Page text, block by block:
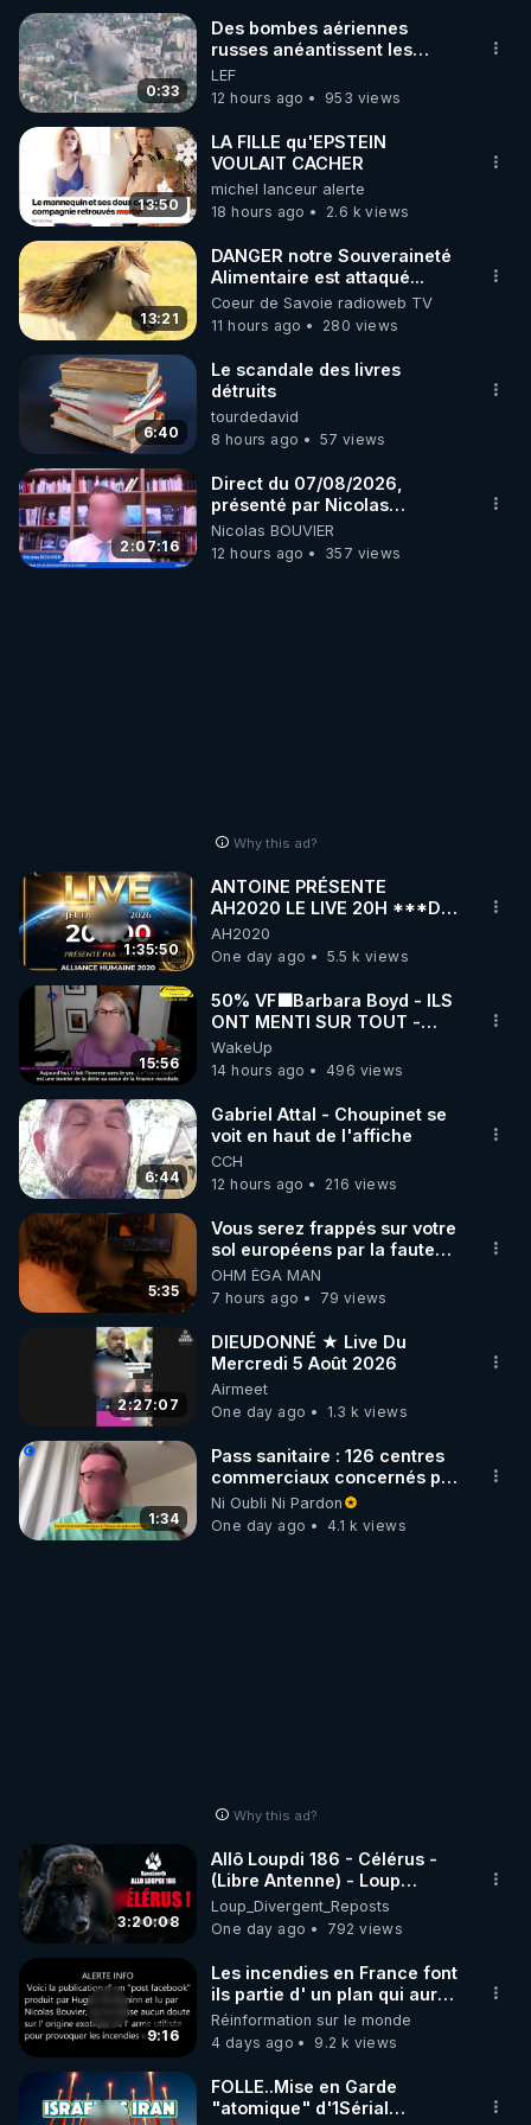
▶ 30 jours gratuit sur l’application de méditation et
de bien-être ENVOL :
Rendez-vous sur https://www.envol.app/code
le code : REGENERE
0:33
Des bombes aériennes
russes anéantissent les
centres de contrôle de
drones de 3 brigades
ukrainienne
LEF
12 hours ago
953 views
13:50
LA FILLE qu'EPSTEIN
VOULAIT CACHER
michel lanceur alerte
18 hours ago
2.6 k views
13:21
DANGER notre Souveraineté
Alimentaire est attaqué...
Coeur de Savoie radioweb TV
11 hours ago
280 views
6:40
Le scandale des livres
détruits
tourdedavid
8 hours ago
57 views
2:07:16
Direct du 07/08/2026,
présenté par Nicolas
BOUVIER
Nicolas BOUVIER
12 hours ago
357 views
Why this ad?
1:35:50
ANTOINE PRÉSENTE
AH2020 LE LIVE 20H ***DU
06/08/2026***
AH2020
One day ago
5.5 k views
15:56
50% VF🟩Barbara Boyd - ILS
ONT MENTI SUR TOUT -
Jocelyne Traduction
WakeUp
14 hours ago
496 views
6:44
Gabriel Attal - Choupinet se
voit en haut de l'affiche
CCH
12 hours ago
216 views
5:35
Vous serez frappés sur votre
sol européens par la faute
des dirigeants qui s'en
mettent dans le nez
OHM ÉGA MAN
7 hours ago
79 views
2:27:07
DIEUDONNÉ ★ Live Du
Mercredi 5 Août 2026
Airmeet
One day ago
1.3 k views
1:34
Pass sanitaire : 126 centres
commerciaux concernés par
l'obligation dans toute la
France
Ni Oubli Ni Pardon
One day ago
4.1 k views
Why this ad?
3:20:08
Allô Loupdi 186 - Célérus -
(Libre Antenne) - Loup
Divergent 2026.08.06
Loup_Divergent_Reposts
One day ago
792 views
9:16
Les incendies en France font
ils partie d' un plan qui aurait
débuté le 11 septembre 2001
?
Réinformation sur le monde
4 days ago
9.2 k views
FOLLE..Mise en Garde
"atomique" d'1Sérial